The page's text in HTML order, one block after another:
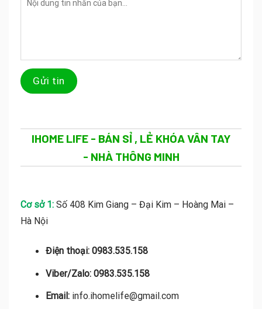
IHOME LIFE - BÁN SỈ , LẺ KHÓA VÂN TAY
- NHÀ THÔNG MINH
Cơ sở 1: Số 408 Kim Giang – Đại Kim – Hoàng Mai –
Hà Nội
Điện thoại: 0983.535.158
Viber/Zalo: 0983.535.158
Email:info.ihomelife@gmail.com